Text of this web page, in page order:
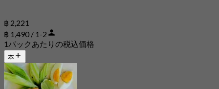
฿ 2,221
฿ 1,490 / 1-2
1パックあたりの税込価格
本